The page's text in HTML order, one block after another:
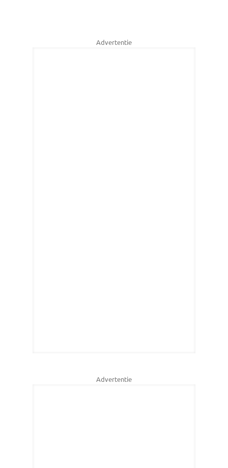
Advertentie
Advertentie